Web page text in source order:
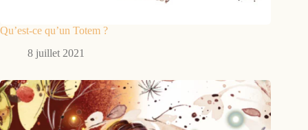
Qu’est-ce qu’un Totem ?
8 juillet 2021